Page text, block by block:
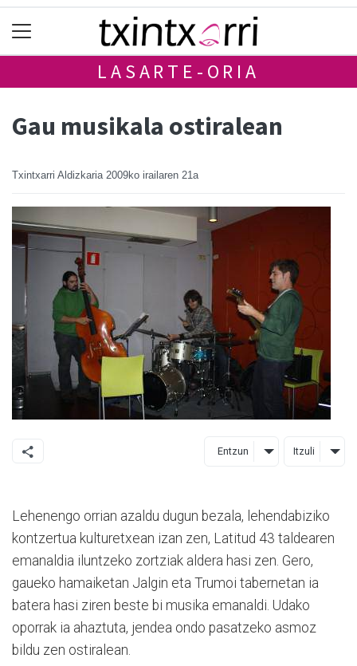
LASARTE-ORIA
Gau musikala ostiralean
Txintxarri Aldizkaria 2009ko irailaren 21a
Entzun Itzuli
Lehenengo orrian azaldu dugun bezala, lehendabiziko
kontzertua kulturetxean izan zen, Latitud 43 taldearen
emanaldia iluntzeko zortziak aldera hasi zen. Gero,
gaueko hamaiketan Jalgin eta Trumoi tabernetan ia
batera hasi ziren beste bi musika emanaldi. Udako
oporrak ia ahaztuta, jendea ondo pasatzeko asmoz
bildu zen ostiralean.